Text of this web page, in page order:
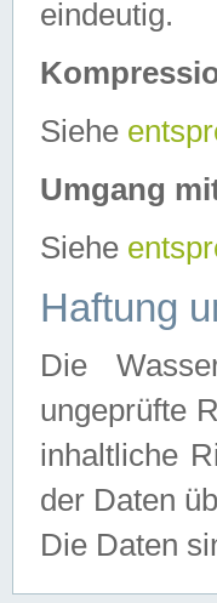
eindeutig.
Siehe
Umgang
Siehe
Haftung
Die
ungeprüfte
inhaltliche
der Daten
Die Daten